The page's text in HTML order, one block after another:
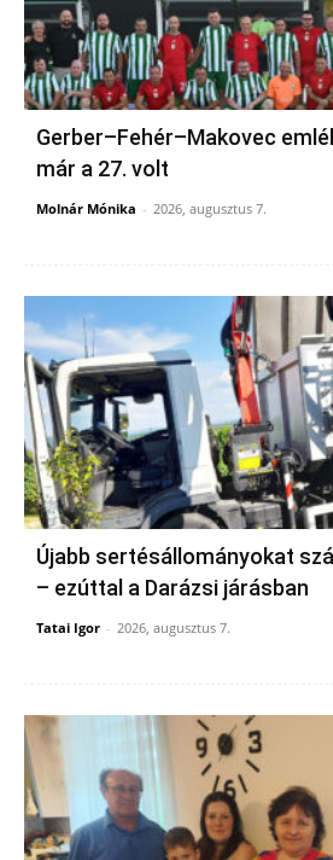
Gerber–Fehér–Makovec
már a 27. volt
Molnár Mónika - 2026, augusztus 7.
Újabb sertésállományokat
– ezúttal a Darázsi járásban
Tatai Igor - 2026, augusztus 7.